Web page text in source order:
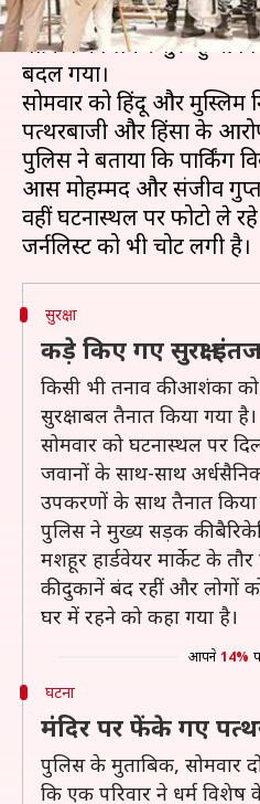
दिल्ली के चांदनी चौक के
पार्किंग को लेकर शुरू हुआ
बदल गया।
सोमवार को हिंदू और मुस्लिम
पत्थरबाजी और हिंसा के
पुलिस ने बताया कि पार्किंग
आस मोहम्मद और संजीव
वहीं घटनास्थल पर फोटो ले
सुरक्षा
कड़े किए गए सुरक्षा
किसी भी तनाव की आशंका
सुरक्षाबल तैनात किया गया है।
सोमवार को घटनास्थल पर
जवानों के साथ-साथ
उपकरणों के साथ तैनात किया
पुलिस ने मुख्य सड़क की
मशहूर हार्डवेयर मार्केट के
की दुकानें बंद रहीं और लोगों
घर में रहने को कहा गया है।
आपने 14%
घटना
मंदिर पर फेंके गए
पुलिस के मुताबिक, सोमवार
कि एक परिवार ने धर्म विशेष